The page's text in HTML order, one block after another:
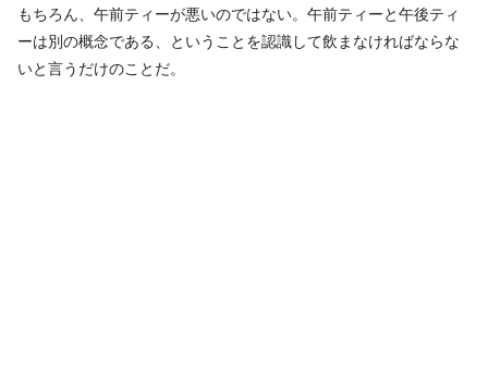
もちろん、午前ティーが悪いのではない。午前ティーと午後ティ
ーは別の概念である、ということを認識して飲まなければならな
いと言うだけのことだ。